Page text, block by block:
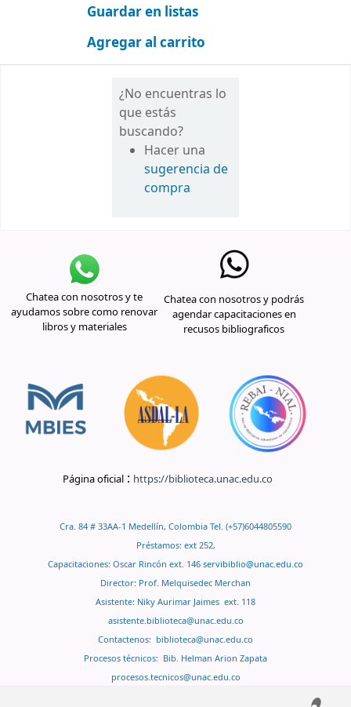
Guardar en listas
Agregar al carrito
¿No encuentras lo
que estás
buscando?
Hacer una
sugerencia de
compra
Chatea con nosotros y te
ayudamos sobre como renovar
libros y materiales
Chatea con nosotros y podrás
agendar capacitaciones en
recusos bibliograficos
Página oficial : https://biblioteca.unac.edu.co
Cra. 84 # 33AA-1 Medellín, Colombia Tel. (+57)6044805590
Préstamos: ext 252,
Capacitaciones: Oscar Rincón ext. 146 servibiblio@unac.edu.co
Director: Prof. Melquisedec Merchan
Asistente: Niky Aurimar Jaimes ext. 118
asistente.biblioteca@unac.edu.co
Contactenos: biblioteca@unac.edu.co
Procesos técnicos: Bib. Helman Arion Zapata
procesos.tecnicos@unac.edu.co